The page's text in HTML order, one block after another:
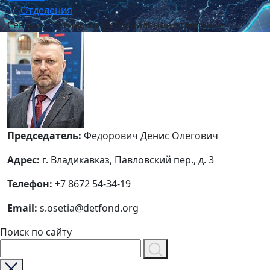
Отделения
Северо-Осетинское региональное отделение
Председатель: Федорович Денис Олегович
Адрес: г. Владикавказ, Павловский пер., д. 3
Телефон: +7 8672 54-34-19
Email: s.osetia@detfond.org
Поиск по сайту